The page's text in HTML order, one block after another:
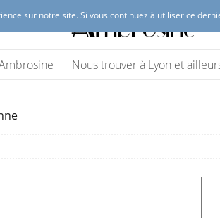
Nous trouver à Lyon et
sur notre site. Si vous continuez à utiliser ce